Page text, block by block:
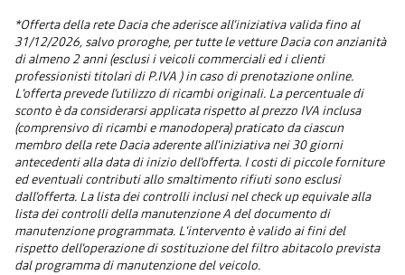
*Offerta della rete Dacia che aderisce all’iniziativa valida fino al
31/12/2026, salvo proroghe, per tutte le vetture Dacia con anzianità
di almeno 2 anni (esclusi i veicoli commerciali ed i clienti
professionisti titolari di P.IVA ) in caso di prenotazione online.
L'offerta prevede l'utilizzo di ricambi originali. La percentuale di
sconto è da considerarsi applicata rispetto al prezzo IVA inclusa
(comprensivo di ricambi e manodopera) praticato da ciascun
membro della rete Dacia aderente all'iniziativa nei 30 giorni
antecedenti alla data di inizio dell'offerta. I costi di piccole forniture
ed eventuali contributi allo smaltimento rifiuti sono esclusi
dall’offerta. La lista dei controlli inclusi nel check up equivale alla
lista dei controlli della manutenzione A del documento di
manutenzione programmata. L'intervento è valido ai fini del
rispetto dell'operazione di sostituzione del filtro abitacolo prevista
dal programma di manutenzione del veicolo.